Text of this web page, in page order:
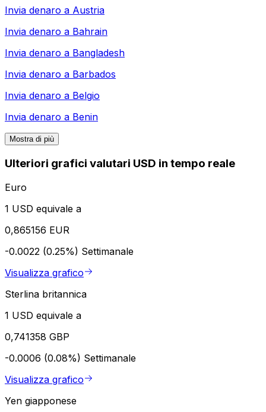
Invia denaro a Austria
Invia denaro a Bahrain
Invia denaro a Bangladesh
Invia denaro a Barbados
Invia denaro a Belgio
Invia denaro a Benin
Mostra di più
Ulteriori grafici valutari USD in tempo reale
Euro
1 USD equivale a
0,865156 EUR
-0.0022 (0.25%) Settimanale
Visualizza grafico
Sterlina britannica
1 USD equivale a
0,741358 GBP
-0.0006 (0.08%) Settimanale
Visualizza grafico
Yen giapponese